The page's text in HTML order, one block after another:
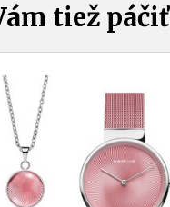
tiež páčiť